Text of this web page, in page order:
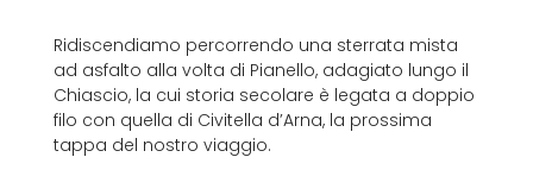
Ridiscendiamo percorrendo una sterrata mista
ad asfalto alla volta di Pianello, adagiato lungo il
Chiascio, la cui storia secolare è legata a doppio
filo con quella di Civitella d’Arna, la prossima
tappa del nostro viaggio.